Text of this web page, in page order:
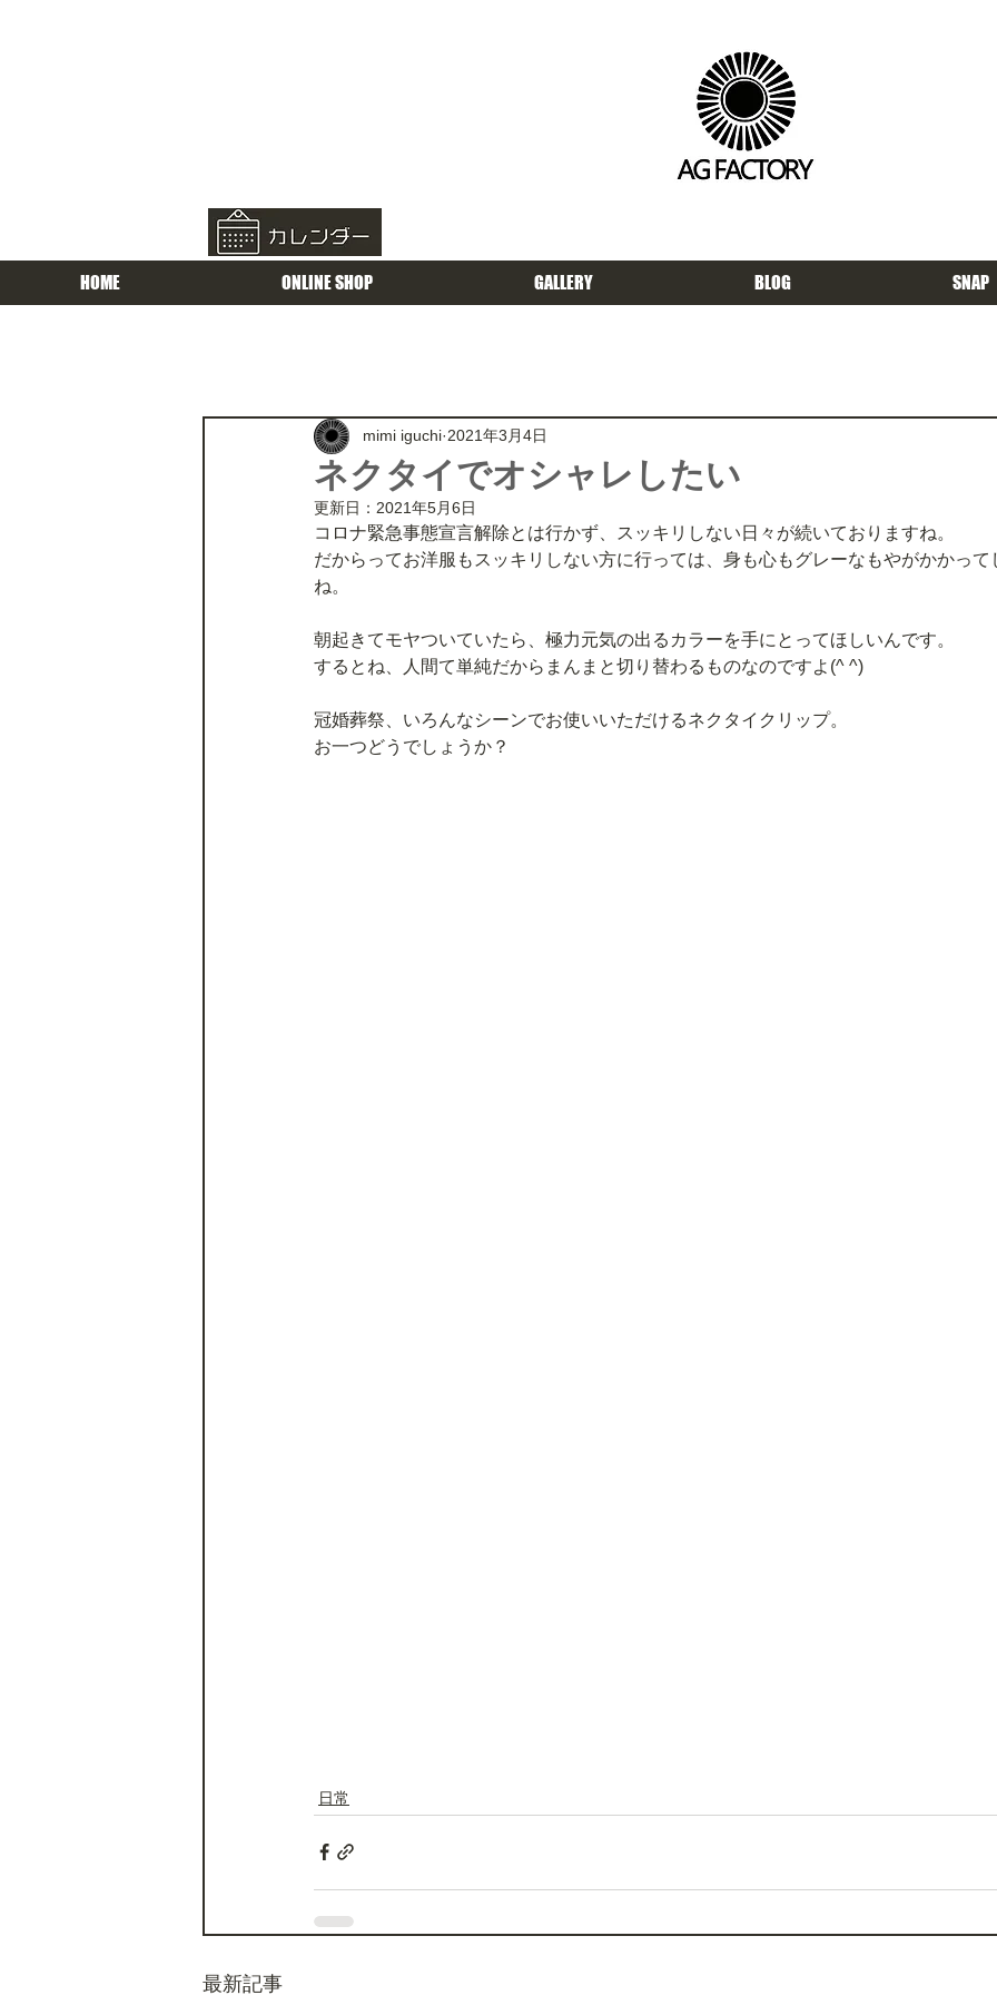
HOME ONLINE SHOP GALLERY BLOG SNAP
ネクタイでオシャレしたい
mimi iguchi 2021年3月4日
更新日： 2021年5月6日
コロナ緊急事態宣言解除とは行かず、スッキリしない日々が続いておりますね。
だからってお洋服もスッキリしない方に行っては、身も心もグレーなもやがかかって
ね。
朝起きてモヤついていたら、極力元気の出るカラーを手にとってほしいんです。
するとね、人間て単純だからまんまと切り替わるものなのですよ(^ ^)
冠婚葬祭、いろんなシーンでお使いいただけるネクタイクリップ。
お一つどうでしょうか？
日常
最新記事